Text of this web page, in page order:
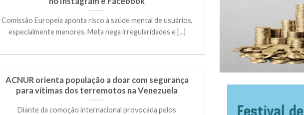
Comissão Europeia aponta risco à saúde mental de usuários,
especialmente menores. Meta nega irregularidades e [...]
ACNUR orienta população a doar com segurança
para vítimas dos terremotos na Venezuela
Diante da comoção internacional provocada pelos